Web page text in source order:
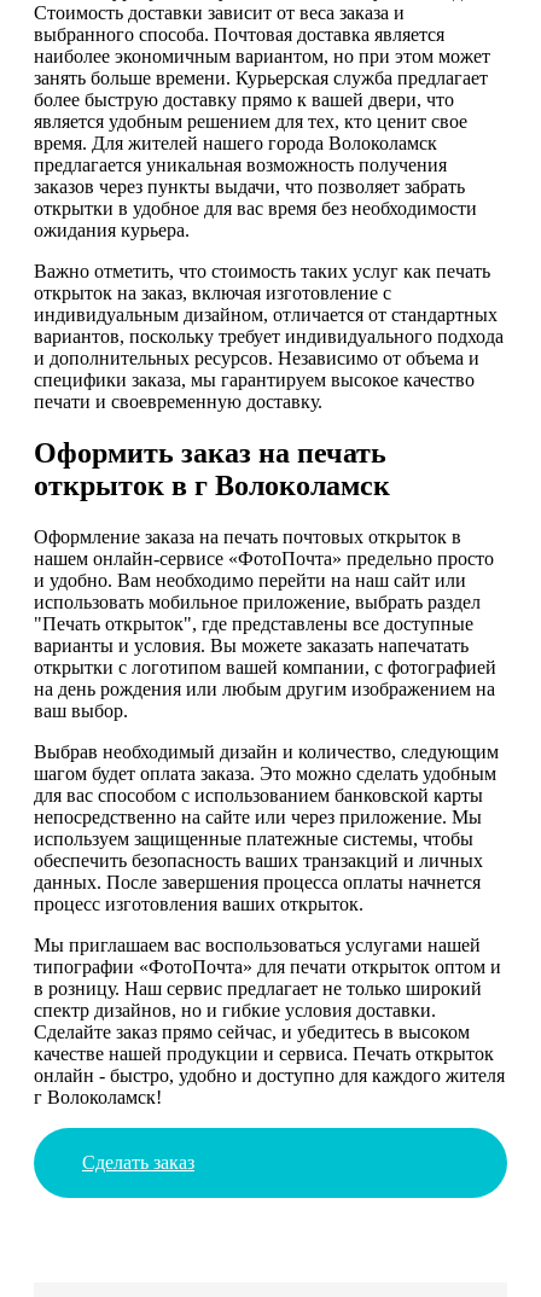
Стоимость доставки зависит от веса заказа и
выбранного способа. Почтовая доставка является
наиболее экономичным вариантом, но при этом может
занять больше времени. Курьерская служба предлагает
более быструю доставку прямо к вашей двери, что
является удобным решением для тех, кто ценит свое
время. Для жителей нашего города Волоколамск
предлагается уникальная возможность получения
заказов через пункты выдачи, что позволяет забрать
открытки в удобное для вас время без необходимости
ожидания курьера.
Важно отметить, что стоимость таких услуг как печать
открыток на заказ, включая изготовление с
индивидуальным дизайном, отличается от стандартных
вариантов, поскольку требует индивидуального подхода
и дополнительных ресурсов. Независимо от объема и
специфики заказа, мы гарантируем высокое качество
печати и своевременную доставку.
Оформить заказ на печать
открыток в г Волоколамск
Оформление заказа на печать почтовых открыток в
нашем онлайн-сервисе «ФотоПочта» предельно просто
и удобно. Вам необходимо перейти на наш сайт или
использовать мобильное приложение, выбрать раздел
"Печать открыток", где представлены все доступные
варианты и условия. Вы можете заказать напечатать
открытки с логотипом вашей компании, с фотографией
на день рождения или любым другим изображением на
ваш выбор.
Выбрав необходимый дизайн и количество, следующим
шагом будет оплата заказа. Это можно сделать удобным
для вас способом с использованием банковской карты
непосредственно на сайте или через приложение. Мы
используем защищенные платежные системы, чтобы
обеспечить безопасность ваших транзакций и личных
данных. После завершения процесса оплаты начнется
процесс изготовления ваших открыток.
Мы приглашаем вас воспользоваться услугами нашей
типографии «ФотоПочта» для печати открыток оптом и
в розницу. Наш сервис предлагает не только широкий
спектр дизайнов, но и гибкие условия доставки.
Сделайте заказ прямо сейчас, и убедитесь в высоком
качестве нашей продукции и сервиса. Печать открыток
онлайн - быстро, удобно и доступно для каждого жителя
г Волоколамск!
Сделать заказ